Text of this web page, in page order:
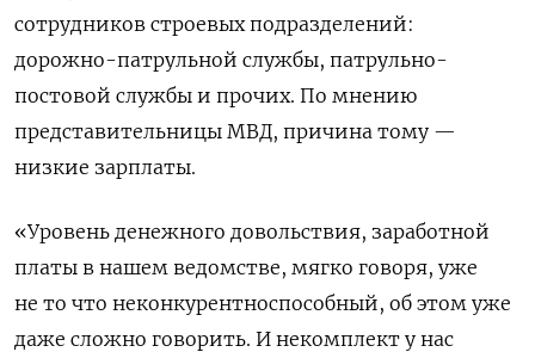
сотрудников строевых подразделений:
дорожно-патрульной службы, патрульно-
постовой службы и прочих. По мнению
представительницы МВД, причина тому —
низкие зарплаты.
«Уровень денежного довольствия, заработной
платы в нашем ведомстве, мягко говоря, уже
не то что неконкурентноспособный, об этом уже
даже сложно говорить. И некомплект у нас